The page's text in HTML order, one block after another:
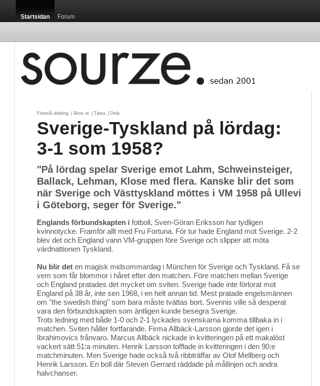
Startsidan Forum
Föreslå ändring Skriv ut Tipsa Dela
Sverige-Tyskland på lördag:
3-1 som 1958?
"På lördag spelar Sverige emot Lahm, Schweinsteiger,
Ballack, Lehman, Klose med flera. Kanske blir det som
när Sverige och Västtyskland möttes i VM 1958 på Ullevi
i Göteborg, seger för Sverige."
Englands förbundskapten i fotboll, Sven-Göran Eriksson har tydligen
kvinnotycke. Framför allt med Fru Fortuna. För tur hade England mot Sverige. 2-2
blev det och England vann VM-gruppen före Sverige och slipper att möta
värdnattionen Tyskland.
Nu blir det en magisk midsommardag i München för Sverige och Tyskland. Få se
vem som får blommor i håret efter den matchen. Före matchen mellan Sverige
och England pratades det mycket om sviten. Sverige hade inte förlorat mot
England på 38 år, inte sen 1968, i en helt annan tid. Mest pratade engelsmännen
om "the swedish thing" som bara måste tvättas bort. Svennis ville så desperat
vara den förbundskapten som äntligen kunde besegra Sverige.
Trots ledning med både 1-0 och 2-1 lyckades svenskarna komma tillbaka in i
matchen. Sviten håller fortfarande. Firma Allbäck-Larsson gjorde det igen i
Ibrahimovics frånvaro. Marcus Allbäck nickade in kvitteringen på ett makalöst
vackert sätt 51:a minuten. Henrik Larsson tofflade in kvitteringen i den 90:e
matchminuten. Men Sverige hade också två ribbträffar av Olof Mellberg och
Henrik Larsson. En boll där Steven Gerrard räddade på mållinjen och andra
halvchanser.